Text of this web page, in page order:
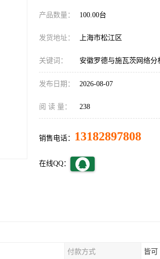
产品数量： 100.00台
发货地址： 上海市松江区
关键词： 安徽罗德与施瓦茨网络分
发布日期： 2026-08-07
阅 读 量： 238
销售电话： 13182897808
在线QQ：
付款方式 皆可